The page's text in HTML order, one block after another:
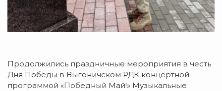
Продолжились праздничные мероприятия в честь
Дня Победы в Выгоничском РДК концертной
программой «Победный Май!» Музыкальные